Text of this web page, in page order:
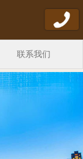
联系我们